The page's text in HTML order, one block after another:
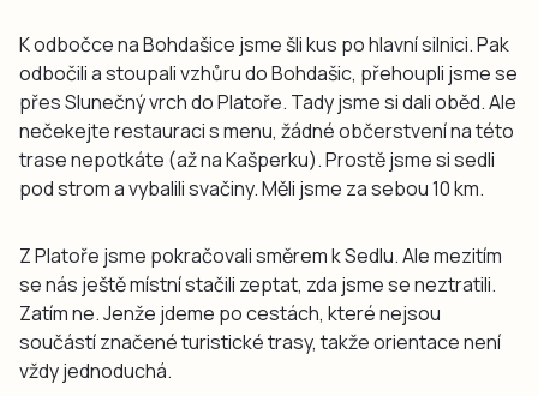
K odbočce na Bohdašice jsme šli kus po hlavní silnici. Pak
odbočili a stoupali vzhůru do Bohdašic, přehoupli jsme se
přes Slunečný vrch do Platoře. Tady jsme si dali oběd. Ale
nečekejte restauraci s menu, žádné občerstvení na této
trase nepotkáte (až na Kašperku). Prostě jsme si sedli
pod strom a vybalili svačiny. Měli jsme za sebou 10 km.
Z Platoře jsme pokračovali směrem k Sedlu. Ale mezitím
se nás ještě místní stačili zeptat, zda jsme se neztratili.
Zatím ne. Jenže jdeme po cestách, které nejsou
součástí značené turistické trasy, takže orientace není
vždy jednoduchá.